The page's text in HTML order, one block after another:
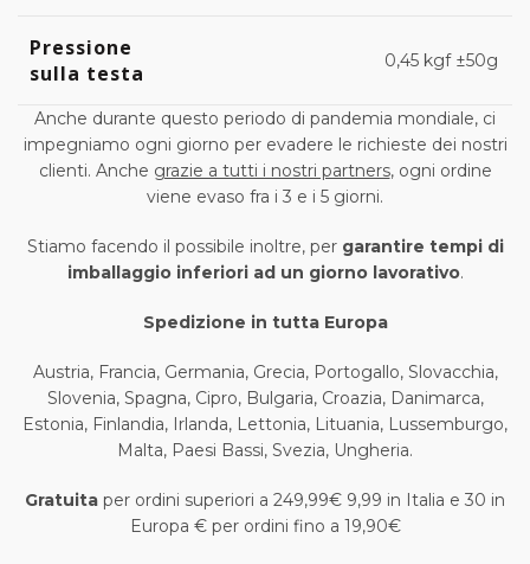
Pressione
sulla testa
0,45 kgf ±50g
Anche durante questo periodo di pandemia mondiale, ci
impegniamo ogni giorno per evadere le richieste dei nostri
clienti. Anche grazie a tutti i nostri partners, ogni ordine
viene evaso fra i 3 e i 5 giorni.
Stiamo facendo il possibile inoltre, per garantire tempi di
imballaggio inferiori ad un giorno lavorativo.
Spedizione in tutta Europa
Austria, Francia, Germania, Grecia, Portogallo, Slovacchia,
Slovenia, Spagna, Cipro, Bulgaria, Croazia, Danimarca,
Estonia, Finlandia, Irlanda, Lettonia, Lituania, Lussemburgo,
Malta, Paesi Bassi, Svezia, Ungheria.
Gratuita per ordini superiori a 249,99€ 9,99 in Italia e 30 in
Europa € per ordini fino a 19,90€